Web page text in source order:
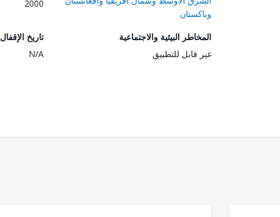
وباكستان
2000
المخاطر البيئية والاجتماعية
غير قابل للتطبيق
تاريخ الإقفال
N/A